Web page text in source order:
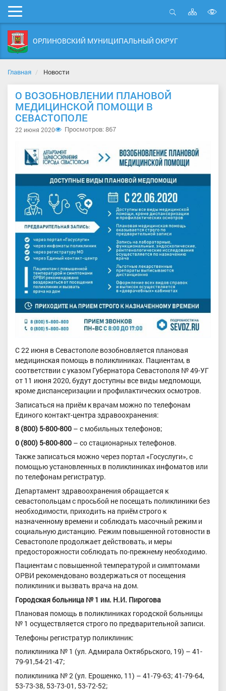
Мобильное
меню
Открыть
Карта
сайта
ОРЛИНОВСКИЙ МУНИЦИПАЛЬНЫЙ ОКРУГ
Главная Новости
О ВОЗОБНОВЛЕНИИ ПЛАНОВОЙ
МЕДИЦИНСКОЙ ПОМОЩИ В
СЕВАСТОПОЛЕ
22 июня 2020 Просмотров: 867
С 22 июня в Севастополе возобновляется плановая
медицинская помощь в поликлиниках. Пациентам, в
соответствии с указом Губернатора Севастополя № 49-УГ
от 11 июня 2020, будут доступны все виды медпомощи,
кроме диспансеризации и профилактических осмотров.
Записаться на приём к врачам можно по телефонам
Единого контакт-центра здравоохранения:
8 (800) 5-800-800 – с мобильных телефонов;
0 (800) 5-800-800 – со стационарных телефонов.
Также записаться можно через портал «Госуслуги», с
помощью установленных в поликлиниках инфоматов или
по телефонам регистратур.
Департамент здравоохранения обращается к
севастопольцам с просьбой не посещать поликлиники без
необходимости, приходить на приём строго к
назначенному времени и соблюдать масочный режим и
социальную дистанцию. Режим повышенной готовности в
Севастополе продолжает действовать, и меры
предосторожности соблюдать по-прежнему необходимо.
Пациентам с повышенной температурой и симптомами
ОРВИ рекомендовано воздержаться от посещения
поликлиник и вызвать врача на дом.
Городская больница № 1 им. Н.И. Пирогова
Плановая помощь в поликлиниках городской больницы
№ 1 осуществляется строго по предварительной записи.
Телефоны регистратур поликлиник:
поликлиника № 1 (ул. Адмирала Октябрьского, 19) – 41-
79-91,54-21-47;
поликлиника № 2 (ул. Ерошенко, 11) – 41-79-63; 41-79-64,
53-73-38, 53-73-01, 53-72-52;